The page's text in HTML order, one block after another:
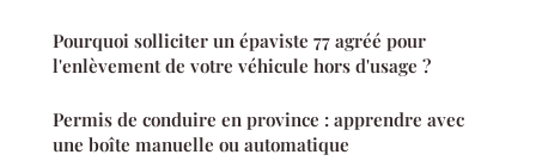
Pourquoi solliciter un épaviste 77 agréé pour
l'enlèvement de votre véhicule hors d'usage ?
Permis de conduire en province : apprendre avec
une boîte manuelle ou automatique